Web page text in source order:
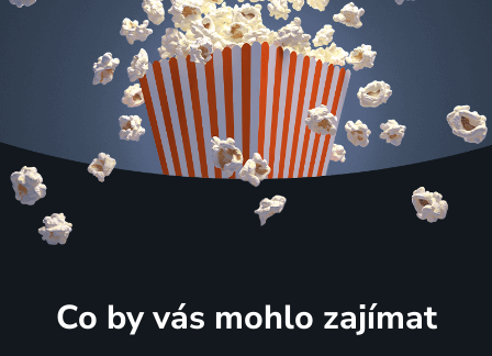
Co by vás mohlo zajímat